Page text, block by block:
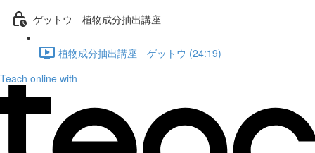
ゲットウ 植物成分抽出講座
植物成分抽出講座 ゲットウ (24:19)
Teach online with